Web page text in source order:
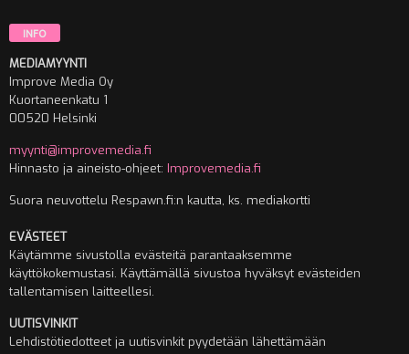
INFO
MEDIAMYYNTI
Improve Media Oy
Kuortaneenkatu 1
00520 Helsinki
myynti@improvemedia.fi
Hinnasto ja aineisto-ohjeet: Improvemedia.fi
Suora neuvottelu Respawn.fi:n kautta, ks. mediakortti
EVÄSTEET
Käytämme sivustolla evästeitä parantaaksemme
käyttökokemustasi. Käyttämällä sivustoa hyväksyt evästeiden
tallentamisen laitteellesi.
UUTISVINKIT
Lehdistötiedotteet ja uutisvinkit pyydetään lähettämään